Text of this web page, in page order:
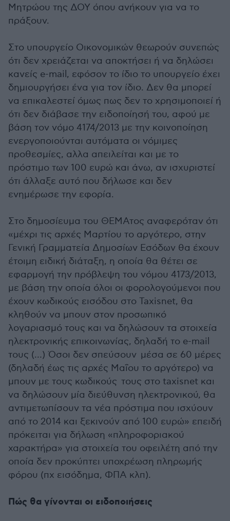
Μητρώου της ΔΟΥ όπου ανήκουν για να το
πράξουν.
Στο υπουργείο Οικονομικών θεωρούν συνεπώς
ότι δεν χρειάζεται να αποκτήσει ή να δηλώσει
κανείς e-mail, εφόσον το ίδιο το υπουργείο έχει
δημιουργήσει ένα για τον ίδιο. Δεν θα μπορεί
να επικαλεστεί όμως πως δεν το χρησιμοποιεί ή
ότι δεν διάβασε την ειδοποίησή του, αφού με
βάση τον νόμο 4174/2013 με την κοινοποίηση
ενεργοποιούνται αυτόματα οι νόμιμες
προθεσμίες, αλλα απειλείται και με το
πρόστιμο των 100 ευρώ και άνω, αν ισχυριστεί
ότι άλλαξε αυτό που δήλωσε και δεν
ενημέρωσε την εφορία.
Στο δημοσίευμα του ΘΕΜΑτος αναφερόταν ότι
«μέχρι τις αρχές Μαρτίου το αργότερο, στην
Γενική Γραμματεία Δημοσίων Εσόδων θα έχουν
έτοιμη ειδική διάταξη, η οποία θα θέτει σε
εφαρμογή την πρόβλεψη του νόμου 4173/2013,
με βάση την οποία όλοι οι φορολογούμενοι που
έχουν κωδικούς εισόδου στο Taxisnet, θα
κληθούν να μπουν στον προσωπικό
λογαριασμό τους και να δηλώσουν τα στοιχεία
ηλεκτρονικής επικοινωνίας, δηλαδή το e-mail
τους (…) Όσοι δεν σπεύσουν μέσα σε 60 μέρες
(δηλαδή έως τις αρχές Μαΐου το αργότερο) να
μπουν με τους κωδικούς τους στο taxisnet και
να δηλώσουν μία διεύθυνση ηλεκτρονικού, θα
αντιμετωπίσουν τα νέα πρόστιμα που ισχύουν
από το 2014 και ξεκινούν από 100 ευρώ» επειδή
πρόκειται για δήλωση «πληροφοριακού
χαρακτήρα» για στοιχεία του οφειλέτη από την
οποία δεν προκύπτει υποχρέωση πληρωμής
φόρου (πχ εισόδημα, ΦΠΑ κλπ).
Πώς θα γίνονται οι ειδοποιήσεις